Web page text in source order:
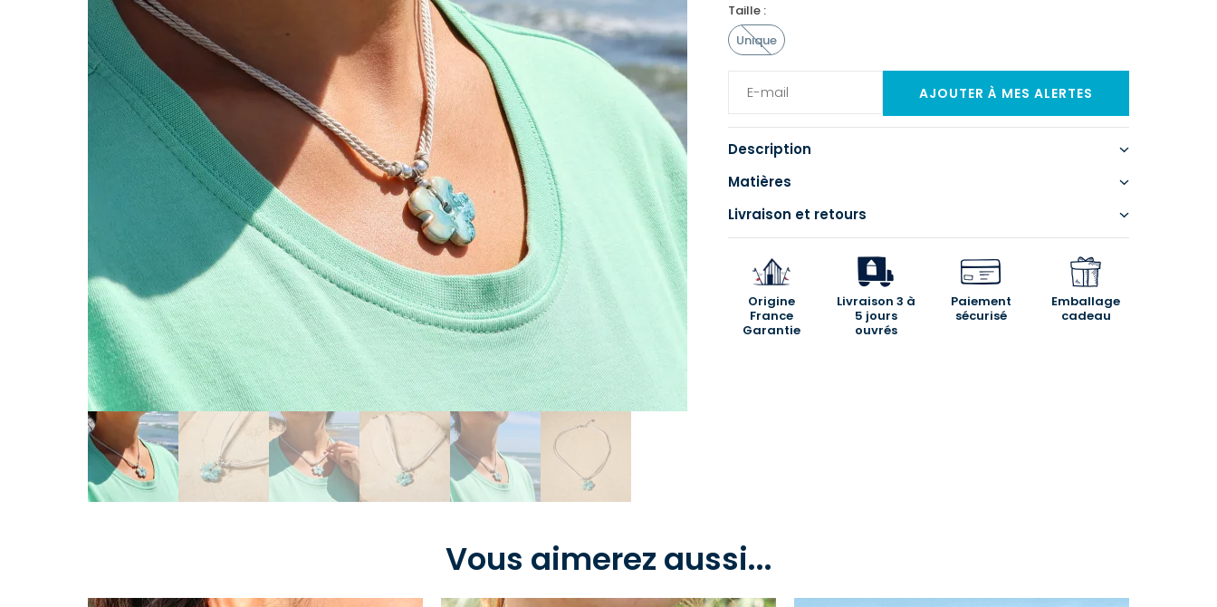
Taille :
Unique
Description
Matières
Livraison et retours
Origine
France
Garantie
Livraison 3 à
5 jours
ouvrés
Paiement
sécurisé
Emballage
cadeau
Vous aimerez aussi...